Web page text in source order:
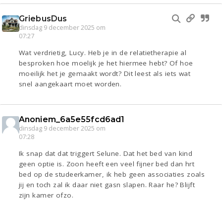
GriebusDus
dinsdag 9 december 2025 om
07:27
Wat verdrietig, Lucy. Heb je in de relatietherapie al
besproken hoe moelijk je het hiermee hebt? Of hoe
moeilijk het je gemaakt wordt? Dit leest als iets wat
snel aangekaart moet worden.
Anoniem_6a5e55fcd6ad1
dinsdag 9 december 2025 om
07:28
Ik snap dat dat triggert Selune. Dat het bed van kind
geen optie is. Zoon heeft een veel fijner bed dan hrt
bed op de studeerkamer, ik heb geen associaties zoals
jij en toch zal ik daar niet gasn slapen. Raar he? Blijft
zijn kamer ofzo.